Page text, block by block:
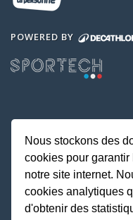
POWERED BY
Nous stockons des
cookies pour
notre site internet.
cookies analytiques
d'obtenir des